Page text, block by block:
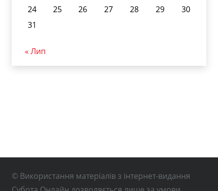
24
25 26 27 28 29
30
31
« Лип
© Використання матеріалів з інтернет-видання